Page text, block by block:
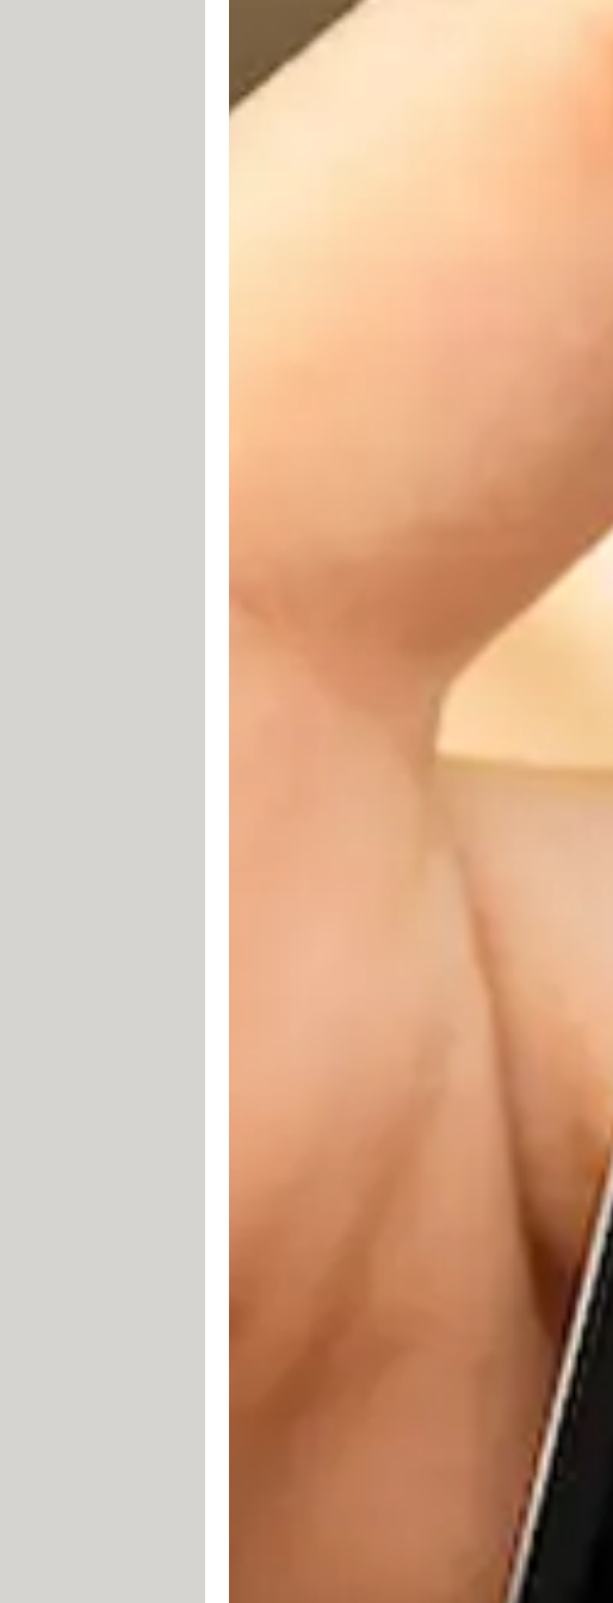
par exemple, de vous afficher des
d'énergie possible même en tournant en
Les évolutions récentes d'Android intègrent
batterie de votre smartphone arrive un peu
vous utilisez peu et qui consomment
notamment, s'accordent pour dresser une